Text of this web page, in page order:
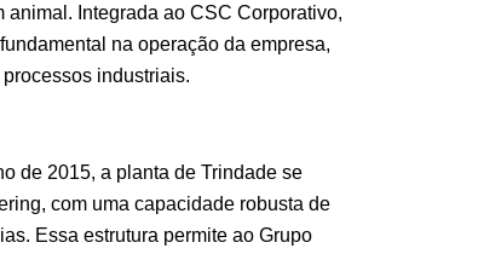
Integrada ao CSC Corporativo,
na operação da empresa,
industriais.
de 2015, a planta de Trindade se
com uma capacidade robusta de
Essa estrutura permite ao Grupo